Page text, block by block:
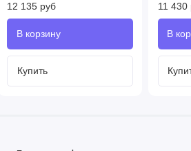
12 135 руб
Купить
11 430